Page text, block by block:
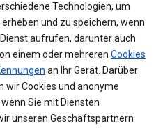
Technologien, um
und zu speichern, wenn
aufrufen, darunter auch
einem oder mehreren Cookies
an Ihr Gerät. Darüber
wir Cookies und anonyme
Sie mit Diensten
unseren Geschäftspartnern